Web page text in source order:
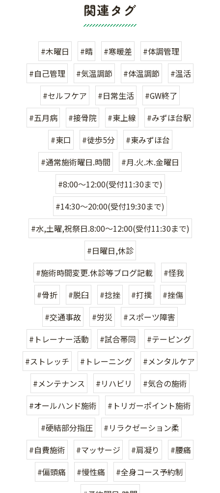
関連タグ
#木曜日 #晴 #寒暖差
#体調管理
#自己管理
#気温調節 #体温調節
#温活
#セルフケア
#日常生活
#GW終了
#五月病
#接骨院 #東上線
#みずほ台駅
#東口
#徒歩5分
#東みずほ台
#通常施術曜日.時間
#月.火.木.金曜日
#8:00〜12:00(受付11:30まで)
#14:30〜20:00(受付19:30まで)
#水,土曜,祝祭日.8:00〜12:00(受付11:30まで)
#日曜日,休診
#施術時間変更.休診等ブログ記載
#怪我
#骨折
#脱臼 #捻挫 #打撲
#挫傷
#交通事故
#労災
#スポーツ障害
#トレーナー活動
#試合帯同
#テーピング
#ストレッチ
#トレーニング
#メンタルケア
#メンテナンス
#リハビリ
#気合の施術
#オールハンド施術
#トリガーポイント施術
#硬結部分指圧
#リラクゼーション柔
#自費施術
#マッサージ #肩凝り
#腰痛
#偏頭痛
#慢性痛
#全身コース予約制